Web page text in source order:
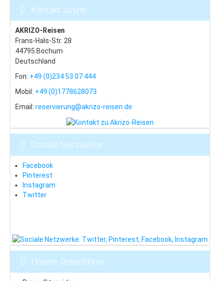
Hotels & Pensionen
Fewos & Häuser
Prag: Hotels & Pensionen
Wir für Sie
AKRIZO-Reisen: Über uns
Reiseführer
Kontakt: Ihre Hotel-Anfrage
Reservierung
Kontakt zu uns
AKRIZO-Reisen
Frans-Hals-Str. 28
44795 Bochum
Deutschland
Fon: +49 (0)234 53 07 444
Mobil: +49 (0)1778628073
Email: reservierung@akrizo-reisen.de
Soziale Netzwerke
Facebook
Pinterest
Instagram
Twitter
Unsere Reiseführer